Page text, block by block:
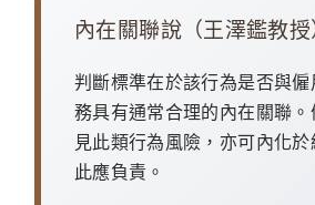
內在關聯說（王澤鑑教授
判斷標準在於該行為是否與
務具有通常合理的內在關聯
見此類行為風險，亦可內化
此應負責。